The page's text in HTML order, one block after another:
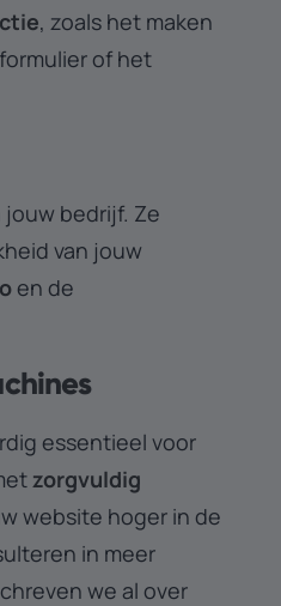
, zoals het maken
of het
jouw bedrijf. Ze
van jouw
en de
essentieel voor
zorgvuldig
website hoger in de
in meer
we al over